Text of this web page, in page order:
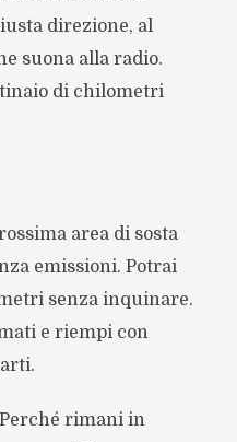
direzione, al
suona alla radio.
di chilometri
area di sosta
emissioni. Potrai
senza inquinare.
e riempi con
rimani in